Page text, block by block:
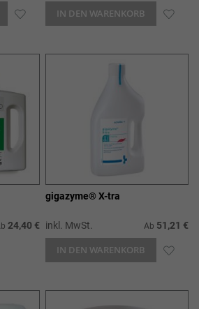
ZUR IN DEN WARENKORB ZUR
24,40 €
gigazyme® X-tra
inkl. MwSt. Ab 51,21 €
IN DEN WARENKORB ZUR